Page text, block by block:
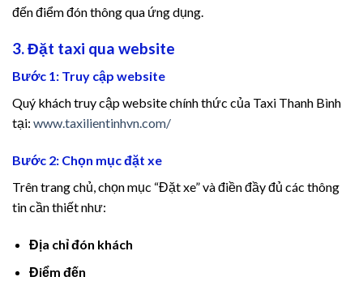
đến điểm đón thông qua ứng dụng.
3. Đặt taxi qua website
Bước 1: Truy cập website
Quý khách truy cập website chính thức của Taxi Thanh Bình
tại: www.taxilientinhvn.com/
Bước 2: Chọn mục đặt xe
Trên trang chủ, chọn mục “Đặt xe” và điền đầy đủ các thông
tin cần thiết như:
Địa chỉ đón khách
Điểm đến